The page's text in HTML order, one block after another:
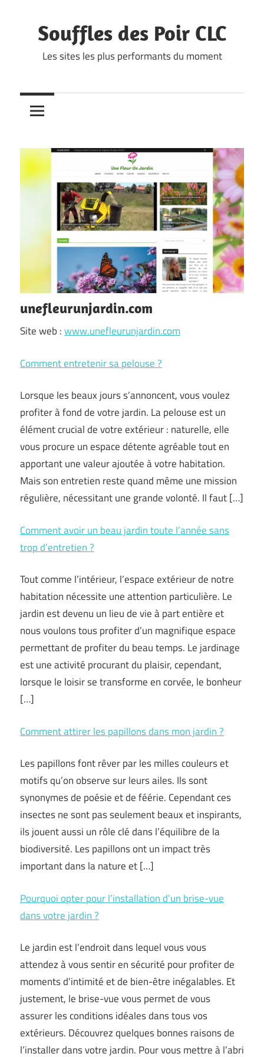
contentSouffles des Poir CLC
Les sites les plus performants du moment
unefleurunjardin.com
Site web :www.unefleurunjardin.com
Comment entretenir sa pelouse ?
Lorsque les beaux jours s’annoncent, vous voulez
profiter à fond de votre jardin. La pelouse est un
élément crucial de votre extérieur : naturelle, elle
vous procure un espace détente agréable tout en
apportant une valeur ajoutée à votre habitation.
Mais son entretien reste quand même une mission
régulière, nécessitant une grande volonté. Il faut […]
Comment avoir un beau jardin toute l’année sans
trop d’entretien ?
Tout comme l’intérieur, l’espace extérieur de notre
habitation nécessite une attention particulière. Le
jardin est devenu un lieu de vie à part entière et
nous voulons tous profiter d’un magnifique espace
permettant de profiter du beau temps. Le jardinage
est une activité procurant du plaisir, cependant,
lorsque le loisir se transforme en corvée, le bonheur
[…]
Comment attirer les papillons dans mon jardin ?
Les papillons font rêver par les milles couleurs et
motifs qu’on observe sur leurs ailes. Ils sont
synonymes de poésie et de féérie. Cependant ces
insectes ne sont pas seulement beaux et inspirants,
ils jouent aussi un rôle clé dans l’équilibre de la
biodiversité. Les papillons ont un impact très
important dans la nature et […]
Pourquoi opter pour l’installation d’un brise-vue
dans votre jardin ?
Le jardin est l’endroit dans lequel vous vous
attendez à vous sentir en sécurité pour profiter de
moments d’intimité et de bien-être inégalables. Et
justement, le brise-vue vous permet de vous
assurer les conditions idéales dans tous vos
extérieurs. Découvrez quelques bonnes raisons de
l’installer dans votre jardin. Pour vous mettre à l’abri